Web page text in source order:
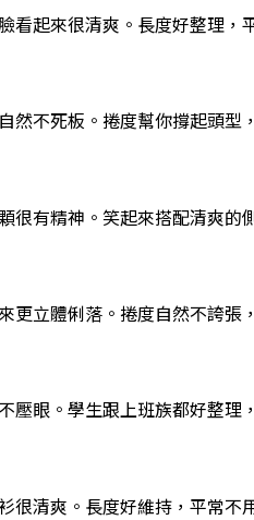
看起來很清爽。長度好整理
然不死板。捲度幫你撐起頭
很有精神。笑起來搭配清爽
更立體俐落。捲度自然不誇
壓眼。學生跟上班族都好整
很清爽。長度好維持，平常